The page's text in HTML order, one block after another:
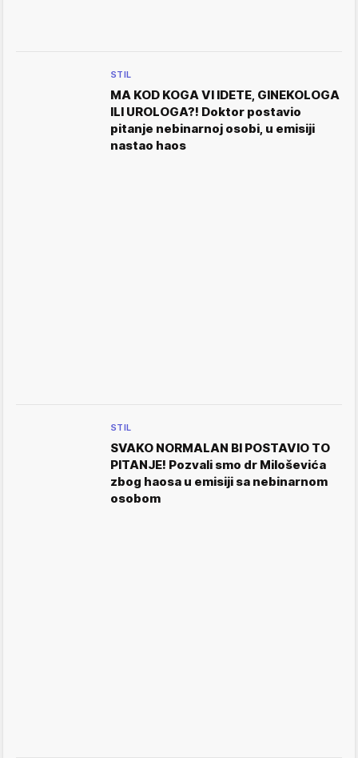
STIL
MA KOD KOGA VI IDETE, GINEKOLOGA
ILI UROLOGA?! Doktor postavio
pitanje nebinarnoj osobi, u emisiji
nastao haos
STIL
SVAKO NORMALAN BI POSTAVIO TO
PITANJE! Pozvali smo dr Miloševića
zbog haosa u emisiji sa nebinarnom
osobom